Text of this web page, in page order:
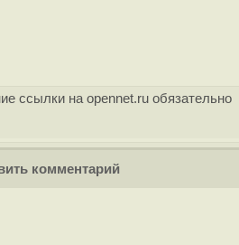
ссылки на opennet.ru обязательно
комментарий